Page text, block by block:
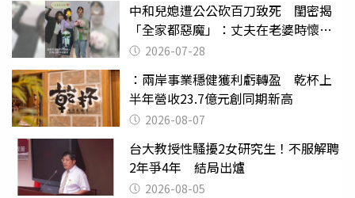
中和兒媳遭公公砍百刀致死 閨密揭
「全家都惡魔」：丈夫在老婆時懷孕
摔東西
2026-07-28
：兩岸事業穩健獲利虧轉盈 乾杯上
半年營收23.7億元創同期新高
2026-08-07
台大教授性騷擾2女研究生！不服解聘
2年爭4年 結局出爐
2026-08-05